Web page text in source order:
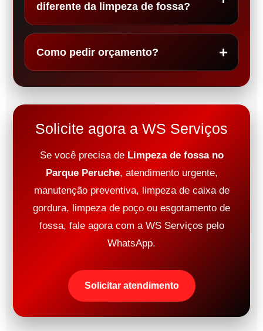
diferente da limpeza de fossa?
Como pedir orçamento?
Solicite agora a WS Serviços
Se você precisa de Limpeza de fossa no
Parque Peruche, atendimento urgente,
manutenção preventiva, limpeza de caixa de
gordura, limpeza de poço ou esgotamento de
fossa, fale agora com a WS Serviços pelo
WhatsApp.
Solicitar atendimento